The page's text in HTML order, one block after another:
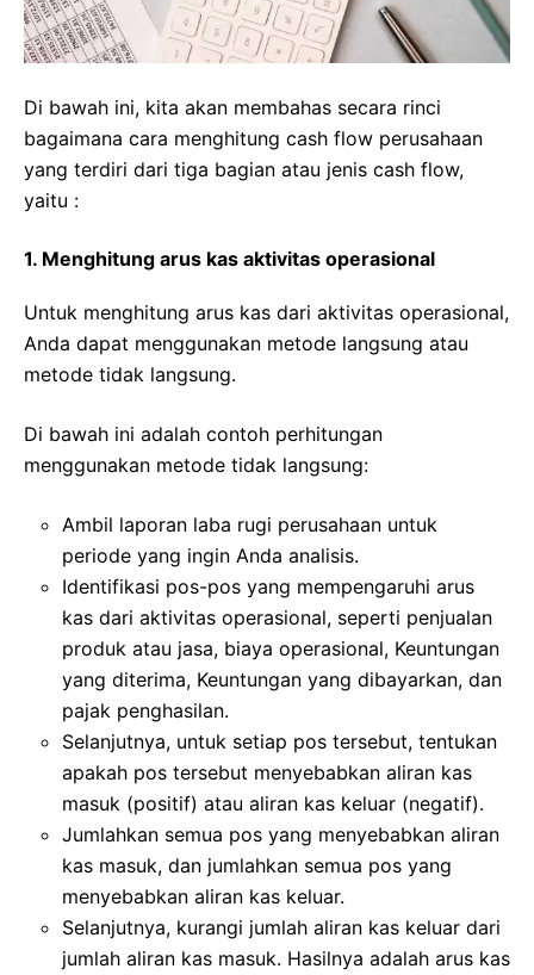
Di bawah ini, kita akan membahas secara rinci
bagaimana cara menghitung cash flow perusahaan
yang terdiri dari tiga bagian atau jenis cash flow,
yaitu :
1. Menghitung arus kas aktivitas operasional
Untuk menghitung arus kas dari aktivitas operasional,
Anda dapat menggunakan metode langsung atau
metode tidak langsung.
Di bawah ini adalah contoh perhitungan
menggunakan metode tidak langsung:
Ambil laporan laba rugi perusahaan untuk
periode yang ingin Anda analisis.
Identifikasi pos-pos yang mempengaruhi arus
kas dari aktivitas operasional, seperti penjualan
produk atau jasa, biaya operasional, Keuntungan
yang diterima, Keuntungan yang dibayarkan, dan
pajak penghasilan.
Selanjutnya, untuk setiap pos tersebut, tentukan
apakah pos tersebut menyebabkan aliran kas
masuk (positif) atau aliran kas keluar (negatif).
Jumlahkan semua pos yang menyebabkan aliran
kas masuk, dan jumlahkan semua pos yang
menyebabkan aliran kas keluar.
Selanjutnya, kurangi jumlah aliran kas keluar dari
jumlah aliran kas masuk. Hasilnya adalah arus kas